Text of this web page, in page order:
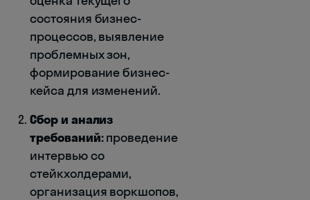
состояния бизнес-
процессов, выявление
проблемных зон,
формирование бизнес-
кейса для изменений.
Сбор и анализ
требований:проведение
интервью со
стейкхолдерами,
организация воркшопов,